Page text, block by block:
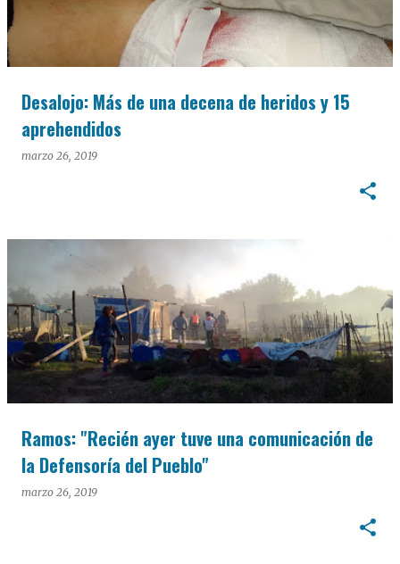
Desalojo: Más de una decena de heridos y 15
aprehendidos
marzo 26, 2019
Ramos: "Recién ayer tuve una comunicación de
la Defensoría del Pueblo"
marzo 26, 2019